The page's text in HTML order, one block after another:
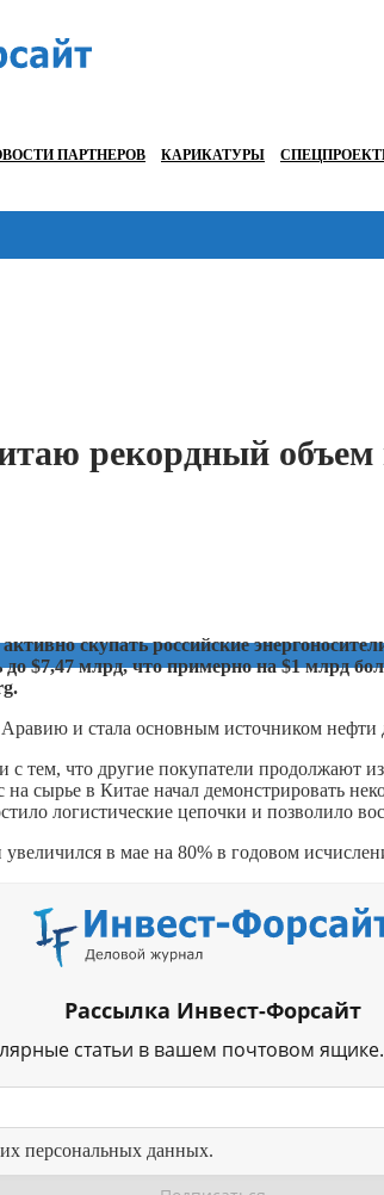
ПАРТНЕРОВ КАРИКАТУРЫ
рекордный
скупать российские
до $7,47 млрд, что примерно на $1 млрд
и стала основным источником нефти
тем, что другие покупатели продолжают
сырье в Китае начал демонстрировать
логистические цепочки и позволило
в мае на 80% в годовом
Рассылка Инвест-Форсайт
статьи в вашем почтовом ящике.
персональных данных.